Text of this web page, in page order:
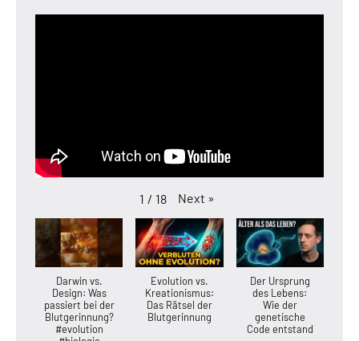
1 / 18 Next »
Darwin vs.
Design: Was
passiert bei der
Blutgerinnung?
#evolution
Evolution vs.
Kreationismus:
Das Rätsel der
Blutgerinnung
Der Ursprung
des Lebens:
Wie der
genetische
Code entstand